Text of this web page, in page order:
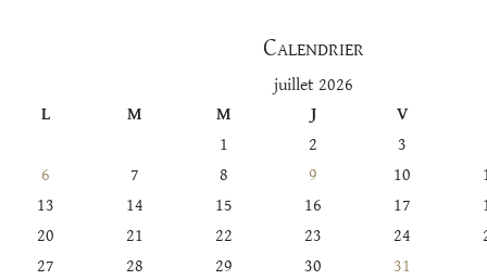
Calendrier
juillet 2026
L
M M J
V
1
2
3
6
7 8 9 10
13
14 15 16 17
20
21 22 23 24
27
28 29 30 31